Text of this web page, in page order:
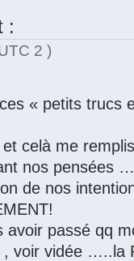
:
2 )
« petits trucs
celà me
nos pensées
de nos
passé qq
voir vidée …..la